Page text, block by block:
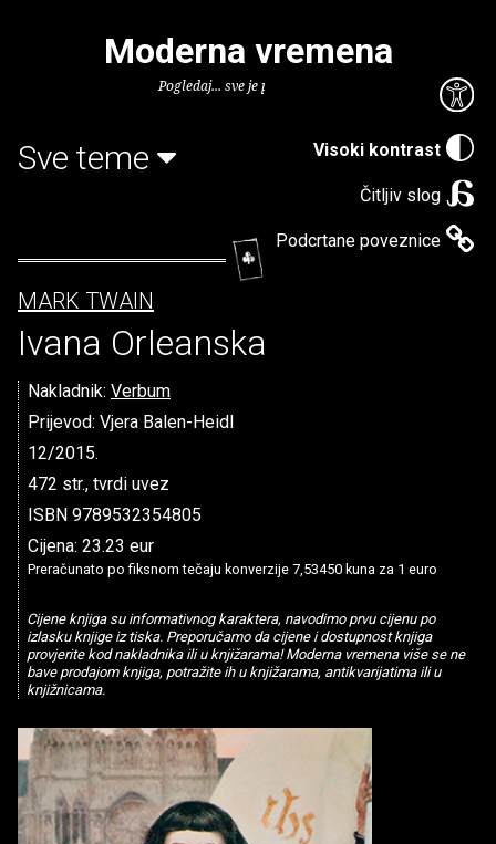
Visoki kontrast
Čitljiv slog
Podcrtane poveznice
Moderna vremena
Pogledaj... sve je puno knjiga.
Sve teme
MARK TWAIN
Ivana Orleanska
Nakladnik: Verbum
Prijevod: Vjera Balen-Heidl
12/2015.
472 str., tvrdi uvez
ISBN 9789532354805
Cijena: 23.23 eur
Preračunato po fiksnom tečaju konverzije 7,53450 kuna za 1 euro
Cijene knjiga su informativnog karaktera, navodimo prvu cijenu po
izlasku knjige iz tiska. Preporučamo da cijene i dostupnost knjiga
provjerite kod nakladnika ili u knjižarama! Moderna vremena više se ne
bave prodajom knjiga, potražite ih u knjižarama, antikvarijatima ili u
knjižnicama.